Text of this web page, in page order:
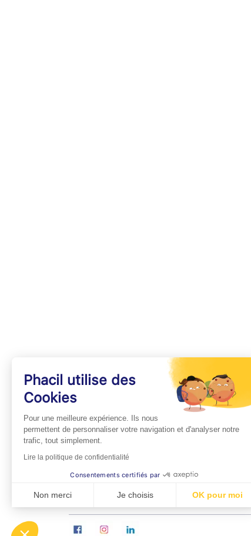
INFOS PRATIQUES
Professionnels de Santé
Espace Pharmaciens
Foire aux questions
Phacil utilise des
Cookies
Pour une meilleure expérience. Ils nous
permettent de personnaliser votre navigation et d'analyser notre
trafic, tout simplement.
Lire la politique de confidentialité
Consentements certifiés par
Non merci Je choisis OK pour moi
Axeptio consent
Plateforme de Gestion du Consentement :